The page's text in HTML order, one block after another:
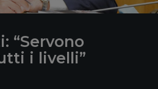
“Servono
i livelli”